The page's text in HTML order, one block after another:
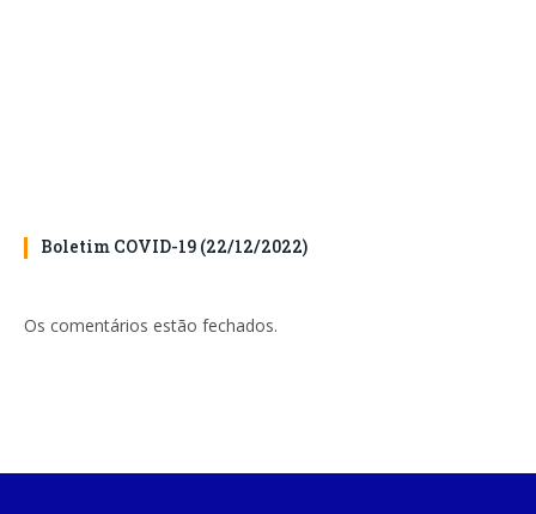
Boletim COVID-19 (22/12/2022)
Os comentários estão fechados.